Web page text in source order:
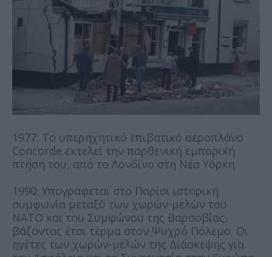
1977: Το υπερηχητικό επιβατικό αεροπλάνο
Concorde εκτελεί την παρθενική εμπορική
πτήση του, από το Λονδίνο στη Νέα Υόρκη.
1990: Υπογράφεται στο Παρίσι ιστορική
συμφωνία μεταξύ των χωρών-μελών του
ΝΑΤΟ και του Συμφώνου της Βαρσοβίας,
βάζοντας έτσι τέρμα στον Ψυχρό Πόλεμο. Οι
ηγέτες των χωρών-μελών της Διάσκεψης για